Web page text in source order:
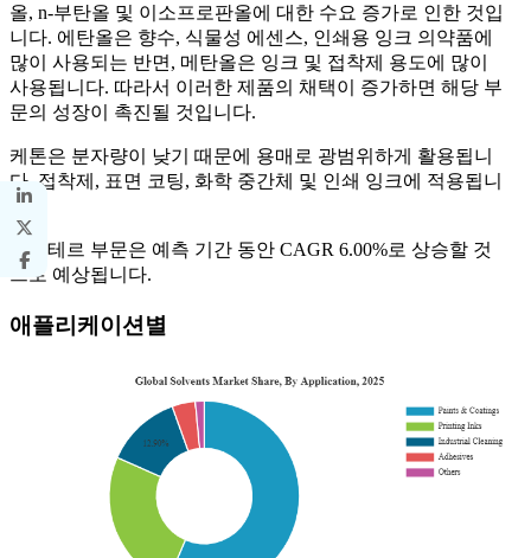
올, n-부탄올 및 이소프로판올에 대한 수요 증가로 인한 것입
니다. 에탄올은 향수, 식물성 에센스, 인쇄용 잉크 의약품에
많이 사용되는 반면, 메탄올은 잉크 및 접착제 용도에 많이
사용됩니다. 따라서 이러한 제품의 채택이 증가하면 해당 부
문의 성장이 촉진될 것입니다.
케톤은 분자량이 낮기 때문에 용매로 광범위하게 활용됩니
다. 접착제, 표면 코팅, 화학 중간체 및 인쇄 잉크에 적용됩니
다.
에스테르 부문은 예측 기간 동안 CAGR 6.00%로 상승할 것
으로 예상됩니다.
애플리케이션별